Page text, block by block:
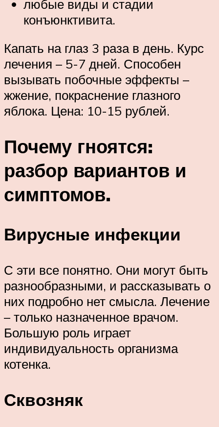
любые виды и стадии
конъюнктивита.
Капать на глаз 3 раза в день. Курс
лечения – 5-7 дней. Способен
вызывать побочные эффекты –
жжение, покраснение глазного
яблока. Цена: 10-15 рублей.
Почему гноятся:
разбор вариантов и
симптомов.
Вирусные инфекции
С эти все понятно. Они могут быть
разнообразными, и рассказывать о
них подробно нет смысла. Лечение
– только назначенное врачом.
Большую роль играет
индивидуальность организма
котенка.
Сквозняк